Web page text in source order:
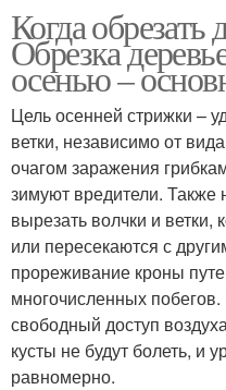
Когда обрезать
Обрезка
осенью –
Цель осенней стрижки –
ветки, независимо от
очагом заражения
зимуют вредители.
вырезать волчки и ветки,
или пересекаются с
прореживание кроны
многочисленных
свободный доступ
кусты не будут болеть, и
равномерно.